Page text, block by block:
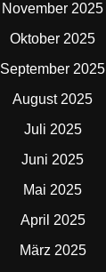
November 2025
Oktober 2025
September 2025
August 2025
Juli 2025
Juni 2025
Mai 2025
April 2025
März 2025